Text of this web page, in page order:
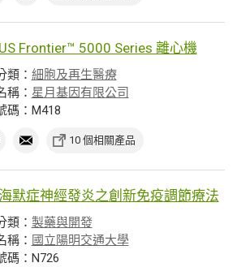
Frontier™ 5000 Series 離心機
類： 細胞及再生醫療
稱： 星月基因有限公司
碼：M418
10 個相關產品
默症神經發炎之創新免疫調節療法
類： 製藥與開發
稱： 國立陽明交通大學
碼：N726